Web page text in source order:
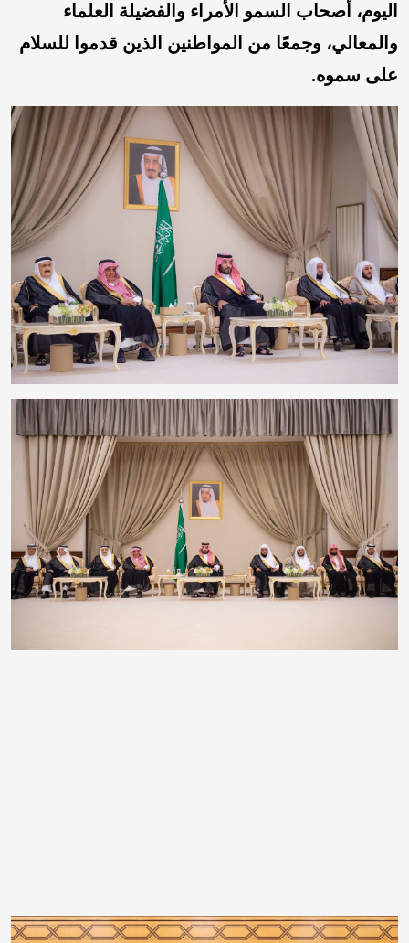
اليوم، أصحاب السمو الأمراء والفضيلة العلماء
والمعالي، وجمعًا من المواطنين الذين قدموا للسلام
على سموه.